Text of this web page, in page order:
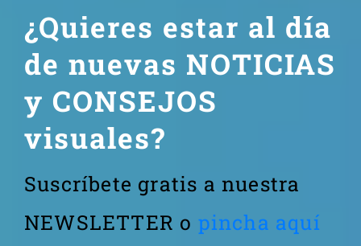
¿Quieres estar al día
de nuevas NOTICIAS
y CONSEJOS
visuales?
Suscríbete gratis a nuestra
NEWSLETTER o pincha aquí